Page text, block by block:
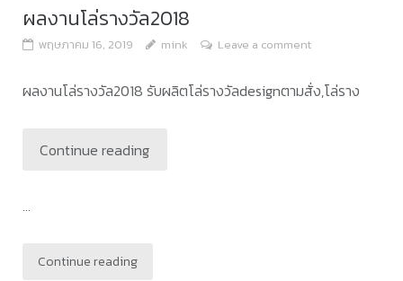
ผลงานโล่รางวัล2018
พฤษภาคม 16, 2019 mink Leave a comment
ผลงานโล่รางวัล2018 รับผลิตโล่รางวัลdesignตามสั่ง,โล่ราง
Continue reading
...
Continue reading